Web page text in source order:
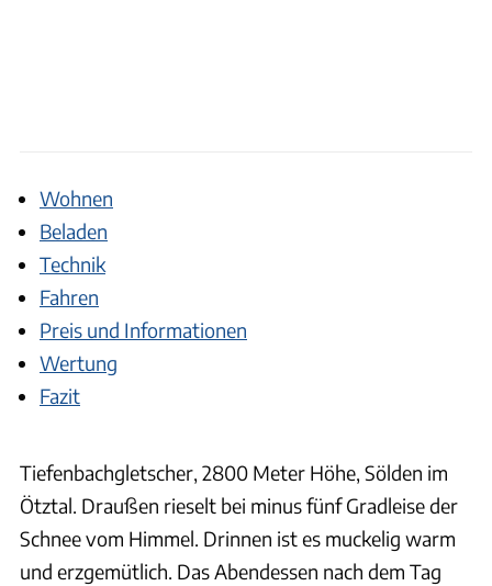
Wohnen
Beladen
Technik
Fahren
Preis und Informationen
Wertung
Fazit
Tiefenbachgletscher, 2800 Meter Höhe, Sölden im
Ötztal. Draußen rieselt bei minus fünf Gradleise der
Schnee vom Himmel. Drinnen ist es muckelig warm
und erzgemütlich. Das Abendessen nach dem Tag